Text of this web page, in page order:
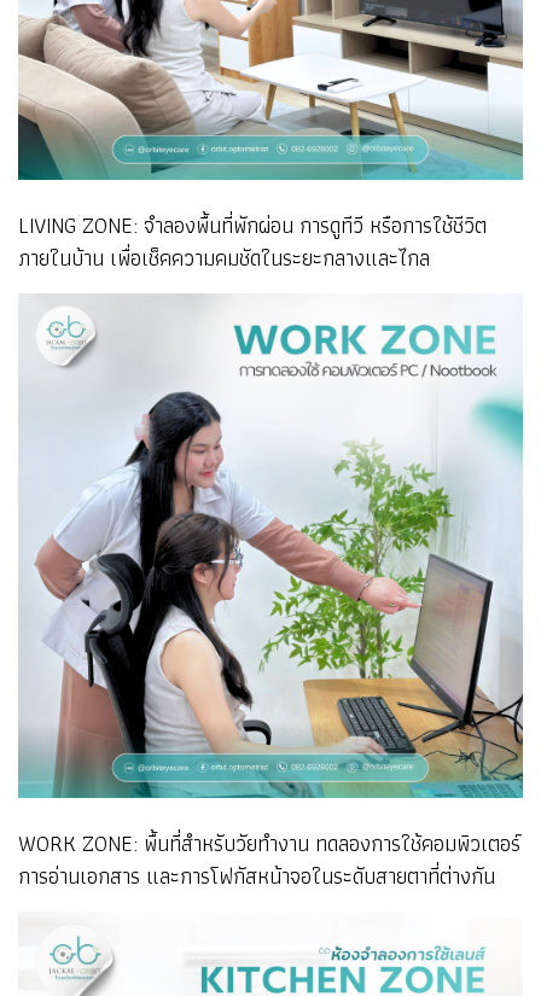
LIVING ZONE: จำลองพื้นที่พักผ่อน การดูทีวี หรือการใช้ชีวิต
ภายในบ้าน เพื่อเช็คความคมชัดในระยะกลางและไกล
WORK ZONE: พื้นที่สำหรับวัยทำงาน ทดลองการใช้คอมพิวเตอร์
การอ่านเอกสาร และการโฟกัสหน้าจอในระดับสายตาที่ต่างกัน